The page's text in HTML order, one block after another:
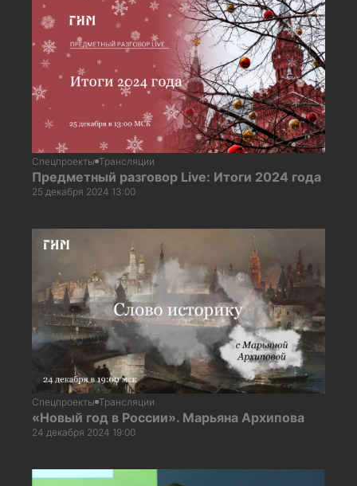
Спецпроекты Трансляции
Предметный разговор Live: Итоги 2024 года
25 декабря 2024 13:00
Спецпроекты Трансляции
«Новый год в России». Марьяна Архипова
24 декабря 2024 19:00